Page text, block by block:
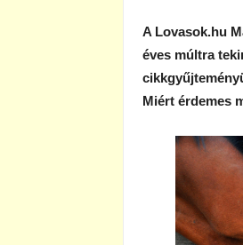
A Lovasok.hu
éves múltra
Miért érdemes